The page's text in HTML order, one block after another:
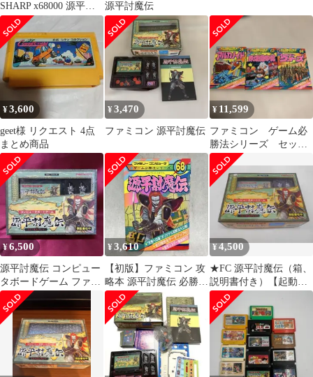
SHARP x68000 源平討
魔伝 マイコンソフト 電
波新聞社
源平討魔伝
¥3,600
geet様 リクエスト 4点
まとめ商品
¥3,470
ファミコン 源平討魔伝
¥ 11,599
ファミコン ゲーム必
勝法シリーズ セット
売り
¥6,500
源平討魔伝 コンピュー
タボードゲーム ファミ
コン
¥3,610
【初版】ファミコン 攻
略本 源平討魔伝 必勝必
勝法
¥4,500
★FC 源平討魔伝（箱、
説明書付き）【起動検
査済み】